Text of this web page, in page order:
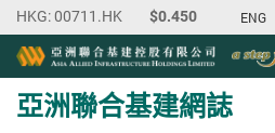
ENG
主内容開始
亞洲聯合基建網誌